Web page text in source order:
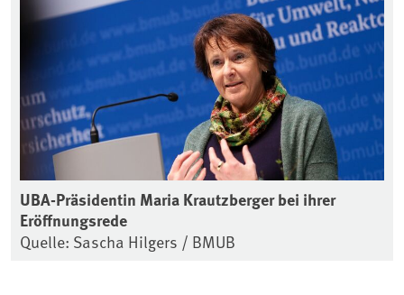
UBA-Präsidentin Maria Krautzberger bei ihrer
Eröffnungsrede
Quelle: Sascha Hilgers / BMUB